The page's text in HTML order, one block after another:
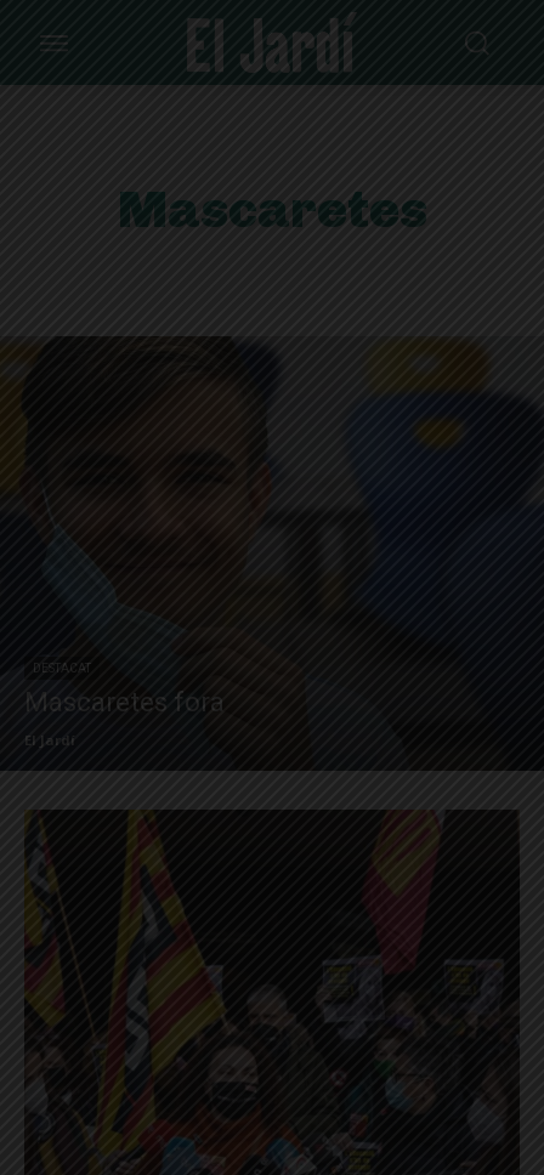
Mascaretes
DESTACAT
Mascaretes fora
El Jardí